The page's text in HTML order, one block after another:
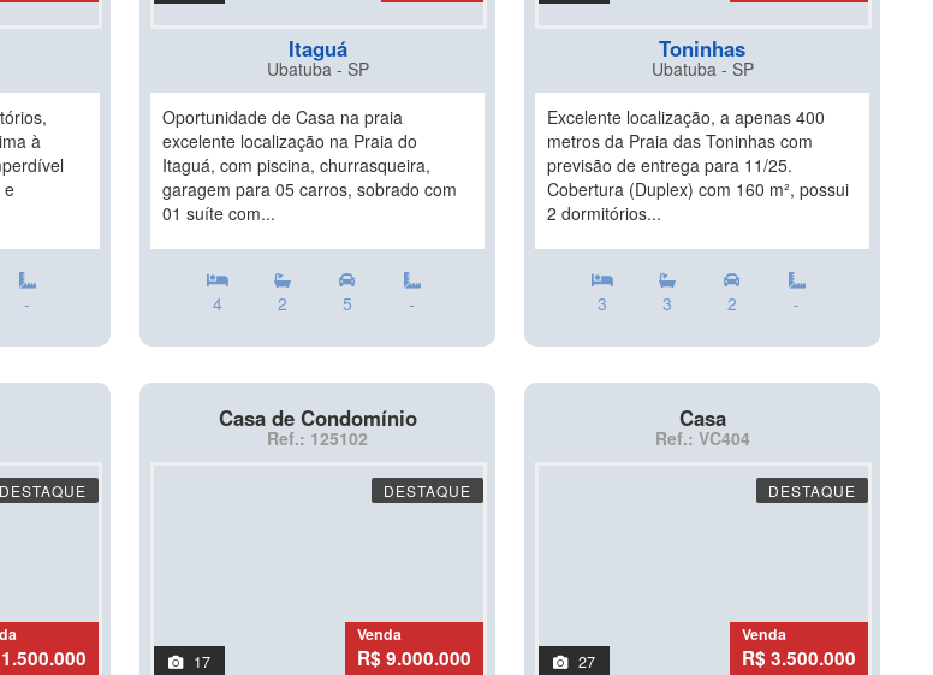
à
e
-
Itaguá
Ubatuba - SP
Oportunidade de Casa na praia
excelente localização na Praia do
Itaguá, com piscina, churrasqueira,
garagem para 05 carros, sobrado com
01 suíte com...
4 2 5 -
Toninhas
Ubatuba - SP
Excelente localização, a apenas 400
metros da Praia das Toninhas com
previsão de entrega para 11/25.
Cobertura (Duplex) com 160 m², possui
2 dormitórios...
3 3 2 -
DESTAQUE
Casa de Condomínio
Ref.: 125102
DESTAQUE
17
Venda
R$ 9.000.000
Casa
Ref.: VC404
DESTAQUE
27
Venda
R$ 3.500.000